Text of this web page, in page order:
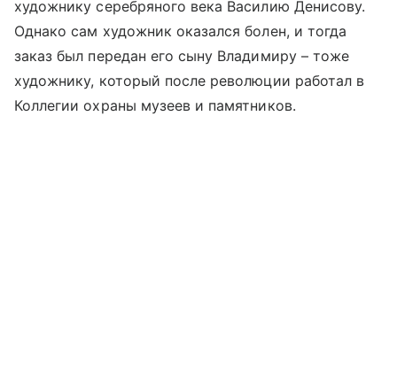
художнику серебряного века Василию Денисову.
Однако сам художник оказался болен, и тогда
заказ был передан его сыну Владимиру – тоже
художнику, который после революции работал в
Коллегии охраны музеев и памятников.